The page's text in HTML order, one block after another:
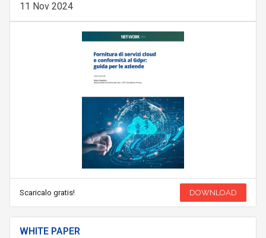
11 Nov 2024
Scaricalo gratis! DOWNLOAD
WHITE PAPER